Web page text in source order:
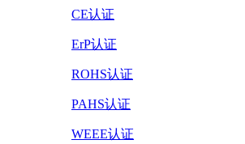
CE认证
ErP认证
ROHS认证
PAHS认证
WEEE认证